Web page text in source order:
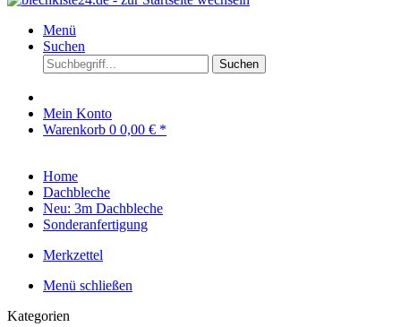
Menü
Suchen
Suchen
Mein Konto
Warenkorb 0 0,00 € *
Home
Dachbleche
Neu: 3m Dachbleche
Sonderanfertigung
Merkzettel
Menü schließen
Kategorien